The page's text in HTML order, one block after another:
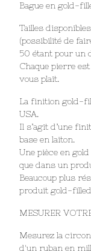
Bague en gold-
Tailles
(possibilité de
50 étant pour un
Chaque pierre
vous plait.
La finition gold-
USA.
Il s’agit d’une
base en laiton.
Une pièce en
que dans un
Beaucoup plus
produit gold-
MESURER
Mesurez la
d'un ruban en